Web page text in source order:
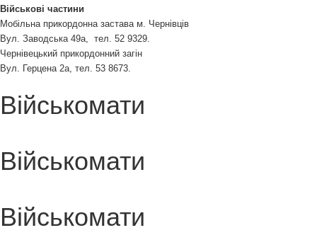
Військові частини
Мобільна прикордонна застава м. Чернівців
Вул. Заводська 49а, тел. 52 9329.
Чернівецький прикордонний загін
Вул. Герцена 2а, тел. 53 8673.
Військомати
Військомати
Військомати